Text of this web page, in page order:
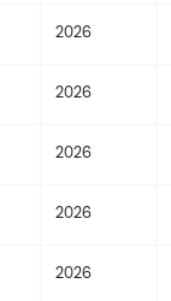
2026
2026
2026
2026
2026